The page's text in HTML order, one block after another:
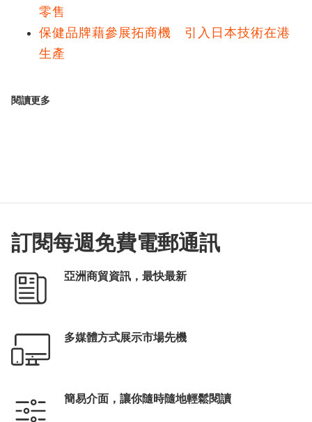
零售
保健品牌藉參展拓商機 引入日本技術在港
生產
閱讀更多
訂閱每週免費電郵通訊
亞洲商貿資訊，最快最新
多媒體方式展示市場先機
簡易介面，讓你隨時隨地輕鬆閱讀